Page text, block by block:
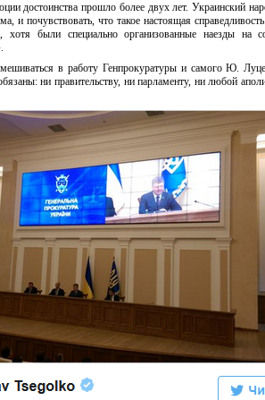
достоинства прошло более двух лет. Украинский
и почувствовать, что такое настоящая
хотя были специально организованные наезды на
в работу Генпрокуратуры и самого Ю.
ни правительству, ни парламенту, ни любой